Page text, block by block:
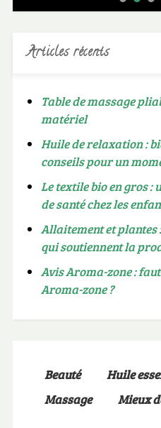
Articles récents
Table de massage
matériel
Huile de relaxation :
conseils pour un
Le textile bio en gros :
de santé chez les
Allaitement et plantes
qui soutiennent la
Avis Aroma-zone :
Aroma-zone ?
Beauté
Huile
Massage
Mieux